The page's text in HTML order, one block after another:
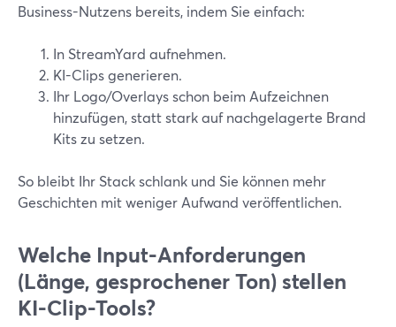
Business-Nutzens bereits, indem Sie einfach:
In StreamYard aufnehmen.
KI-Clips generieren.
Ihr Logo/Overlays schon beim Aufzeichnen
hinzufügen, statt stark auf nachgelagerte Brand
Kits zu setzen.
So bleibt Ihr Stack schlank und Sie können mehr
Geschichten mit weniger Aufwand veröffentlichen.
Welche Input-Anforderungen
(Länge, gesprochener Ton) stellen
KI-Clip-Tools?